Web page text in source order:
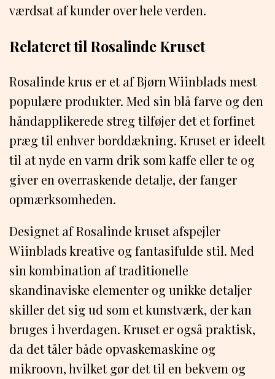
værdsat af kunder over hele verden.
Relateret til Rosalinde Kruset
Rosalinde krus er et af Bjørn Wiinblads mest
populære produkter. Med sin blå farve og den
håndapplikerede streg tilføjer det et forfinet
præg til enhver borddækning. Kruset er ideelt
til at nyde en varm drik som kaffe eller te og
giver en overraskende detalje, der fanger
opmærksomheden.
Designet af Rosalinde kruset afspejler
Wiinblads kreative og fantasifulde stil. Med
sin kombination af traditionelle
skandinaviske elementer og unikke detaljer
skiller det sig ud som et kunstværk, der kan
bruges i hverdagen. Kruset er også praktisk,
da det tåler både opvaskemaskine og
mikroovn, hvilket gør det til en bekvem og